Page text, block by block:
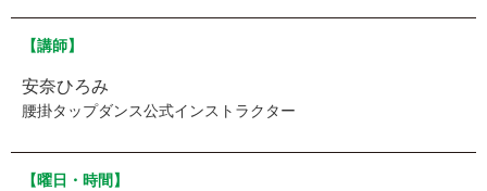
【講師】
安奈ひろみ
腰掛タップダンス公式インストラクター
【曜日・時間】